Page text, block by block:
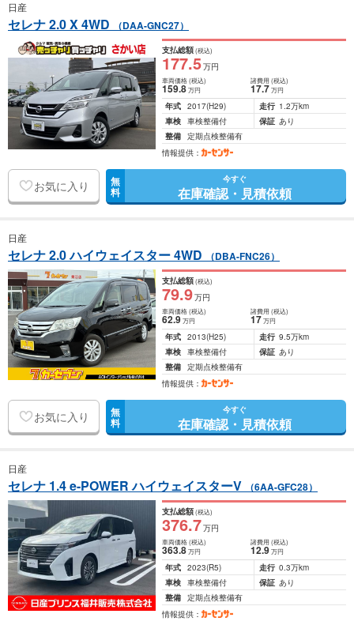
日産
セレナ 2.0 X 4WD （DAA-GNC27）
支払総額(税込)
177.5万円
車両価格(税込)
159.8万円
諸費用 (税込)
17.7 万円
年式 2017(H29) 走行 1.2万km
車検 車検整備付 保証 あり
整備 定期点検整備有
情報提供：
お気に入り 無
料
今すぐ
在庫確認・見積依頼
日産
セレナ 2.0 ハイウェイスター 4WD （DBA-FNC26）
支払総額(税込)
79.9万円
車両価格(税込)
62.9万円
諸費用 (税込)
17 万円
年式 2013(H25) 走行 9.5万km
車検 車検整備付 保証 あり
整備 定期点検整備有
情報提供：
お気に入り 無
料
今すぐ
在庫確認・見積依頼
日産
セレナ 1.4 e-POWER ハイウェイスターV （6AA-GFC28）
支払総額(税込)
376.7万円
車両価格(税込)
363.8万円
諸費用 (税込)
12.9 万円
年式 2023(R5) 走行 0.3万km
車検 車検整備付 保証 あり
整備 定期点検整備有
情報提供：